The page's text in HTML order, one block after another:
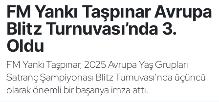
FM Yankı Taşpınar Avrupa
Blitz Turnuvası’nda 3.
Oldu
FM Yankı Taşpınar, 2025 Avrupa Yaş Grupları
Satranç Şampiyonası Blitz Turnuvası’nda üçüncü
olarak önemli bir başarıya imza attı.
Binicilik
Bisiklet
Bocce Bowling Dart
Boks